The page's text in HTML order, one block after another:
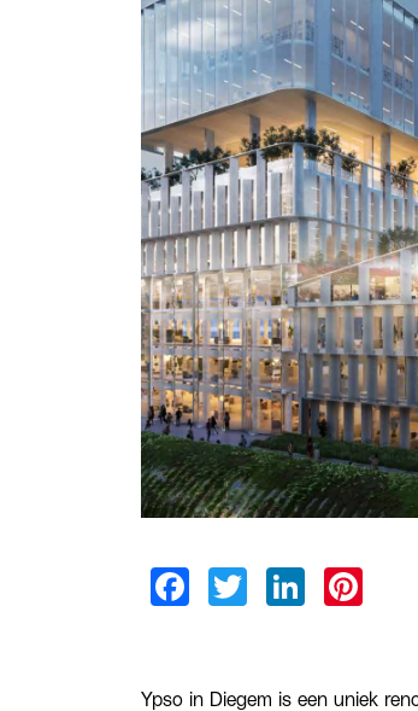
Ypso in Diegem is een uniek